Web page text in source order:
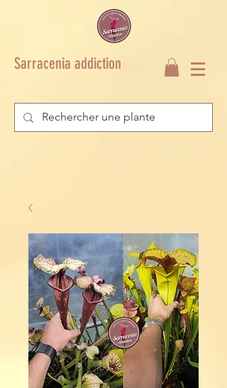
Sarracenia addiction